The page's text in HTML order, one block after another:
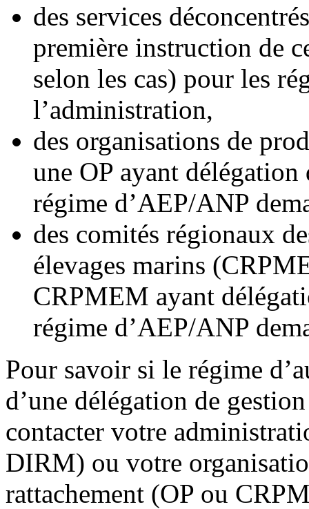
des services
première instruction de
selon les cas) pour les
l’administration,
des organisations de
une OP ayant
régime d’AEP/ANP
des comités régionaux
élevages marins
CRPMEM ayant
régime d’AEP/ANP
Pour savoir si le régime
d’une délégation de
contacter votre
DIRM) ou votre
rattachement (OP ou